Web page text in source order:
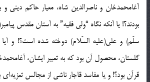
آغامحمدخان‌ و ناصرالدین‌ شاه، معیار حاکم‌ دینی‌
بودند؟! یا آنکه‌ نگاه‌ “ولی‌ فقیه” به‌ آستان‌ مقدس‌
سلّم) و علی(علیه السّلام) دوخته‌ شده‌ است؟! و آیا
گلستان، محصول‌ آن‌ بود که‌ به‌ تعبیر ایشان،
قرآن‌ بود؟! و یا مفاسد قاجار ناشی‌ از مجالس‌ تعزیه‌ای‌